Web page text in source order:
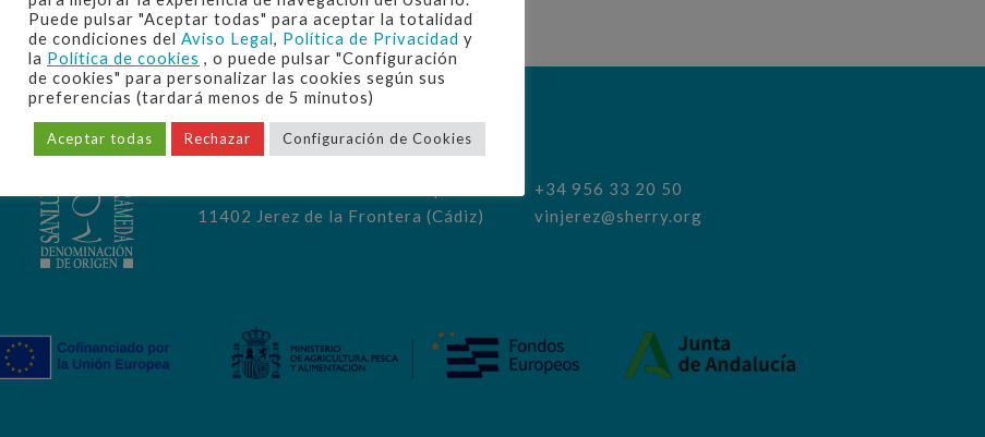
CONTACTO
11402 Jerez de la Frontera (Cádiz)
+34 956 33 20 50
vinjerez@sherry.org
Puede pulsar "Aceptar todas" para aceptar la totalidad
de condiciones del Aviso Legal, Política de Privacidad y
la Política de cookies , o puede pulsar "Configuración
de cookies" para personalizar las cookies según sus
preferencias (tardará menos de 5 minutos)
Aceptar todas Rechazar Configuración de Cookies